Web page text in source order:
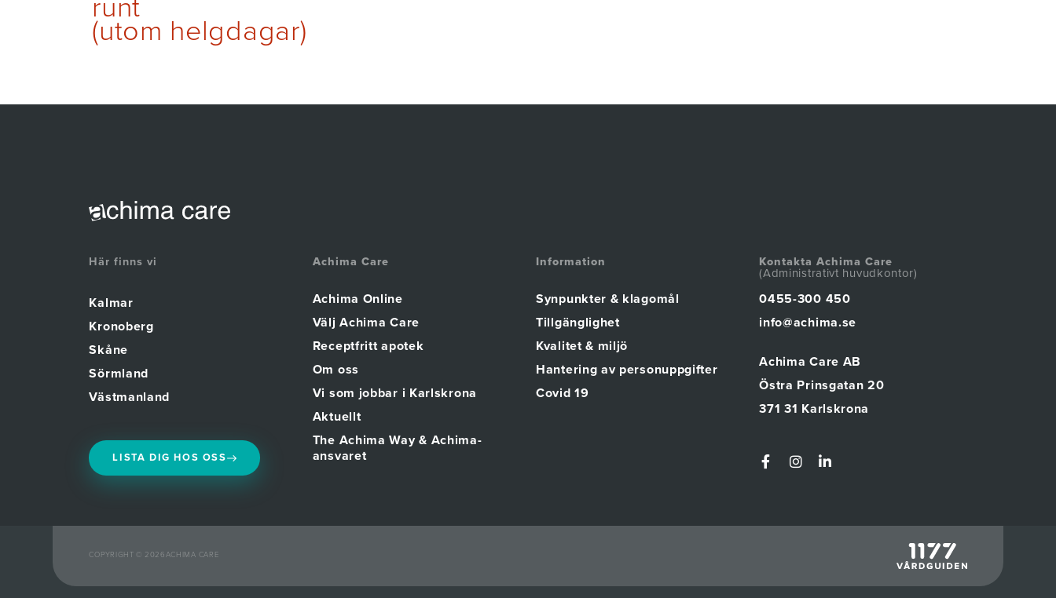
runt
(utom helgdagar)
Här finns vi
Kalmar
Kronoberg
Skåne
Sörmland
Västmanland
LISTA DIG HOS OSS
Achima Care
Achima Online
Välj Achima Care
Receptfritt apotek
Om oss
Vi som jobbar i Karlskrona
Aktuellt
The Achima Way & Achima-
ansvaret
Information
Synpunkter & klagomål
Tillgänglighet
Kvalitet & miljö
Hantering av personuppgifter
Covid 19
Kontakta Achima Care
(Administrativt huvudkontor)
0455-300 450
info@achima.se
Achima Care AB
Östra Prinsgatan 20
371 31 Karlskrona
COPYRIGHT © 2026ACHIMA CARE